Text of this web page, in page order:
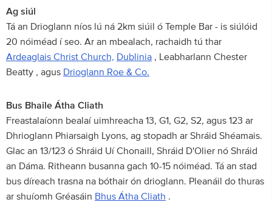
Ag siúl
Tá an Drioglann níos lú ná 2km siúil ó Temple Bar - is siúlóid
20 nóiméad í seo. Ar an mbealach, rachaidh tú thar
Ardeaglais Christ Church, Dublinia , Leabharlann Chester
Beatty , agus Drioglann Roe & Co.
Bus Bhaile Átha Cliath
Freastalaíonn bealaí uimhreacha 13, G1, G2, S2, agus 123 ar
Dhrioglann Phiarsaigh Lyons, ag stopadh ar Shráid Shéamais.
Glac an 13/123 ó Shráid Uí Chonaill, Shráid D'Olier nó Shráid
an Dáma. Ritheann busanna gach 10-15 nóiméad. Tá an stad
bus díreach trasna na bóthair ón drioglann. Pleanáil do thuras
ar shuíomh Gréasáin Bhus Átha Cliath .